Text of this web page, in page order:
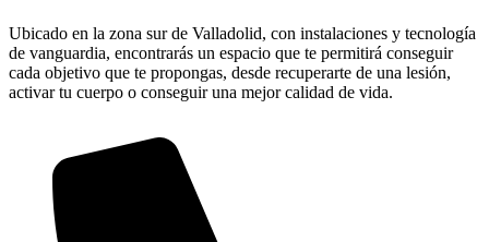
Ubicado en la zona sur de Valladolid, con instalaciones y tecnología
de vanguardia, encontrarás un espacio que te permitirá conseguir
cada objetivo que te propongas, desde recuperarte de una lesión,
activar tu cuerpo o conseguir una mejor calidad de vida.